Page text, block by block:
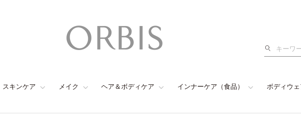
検
スキンケア メイク ヘア＆ボディケア インナーケア（食品） ボディウ